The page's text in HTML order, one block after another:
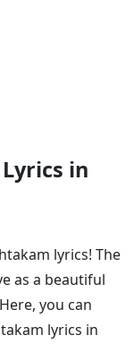
in
lyrics! The
as a beautiful
you can
lyrics in